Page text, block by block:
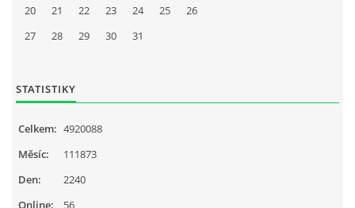
20
21 22 23 24 25
26
27
28 29 30 31
STATISTIKY
Online: 56
Celkem: 4920088
Měsíc:
111873
Den:
2240